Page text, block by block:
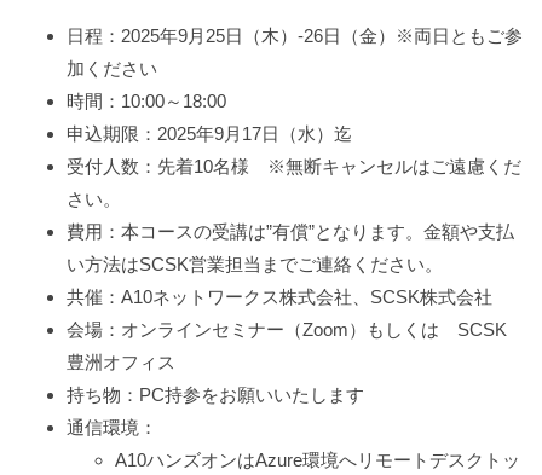
日程：2025年9月25日（木）-26日（金）※両日ともご参
加ください
時間：10:00～18:00
申込期限：2025年9月17日（水）迄
受付人数：先着10名様 ※無断キャンセルはご遠慮くだ
さい。
費用：本コースの受講は”有償”となります。金額や支払
い方法はSCSK営業担当までご連絡ください。
共催：A10ネットワークス株式会社、SCSK株式会社
会場：オンラインセミナー（Zoom）もしくは SCSK
豊洲オフィス
持ち物：PC持参をお願いいたします
通信環境：
A10ハンズオンはAzure環境へリモートデスクトッ